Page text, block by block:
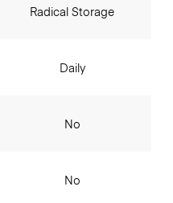
Radical Storage
Daily
No
No